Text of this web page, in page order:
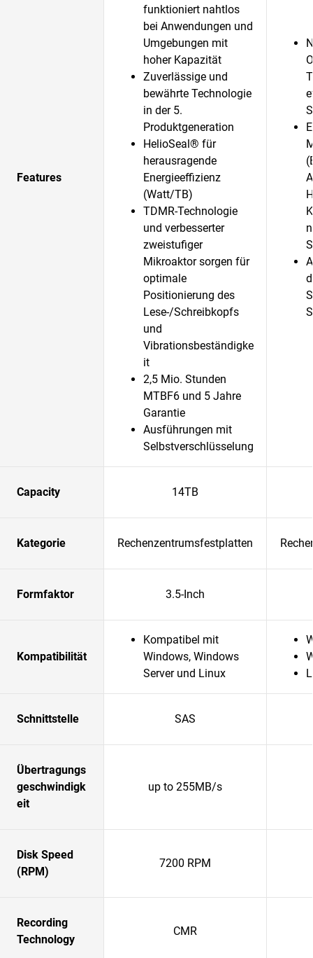
Features
funktioniert nahtlos
bei Anwendungen und
Umgebungen mit
hoher Kapazität
Zuverlässige und
bewährte Technologie
in der 5.
Produktgeneration
HelioSeal® für
herausragende
Energieeffizienz
(Watt/TB)
TDMR-Technologie
und verbesserter
zweistufiger
Mikroaktor sorgen für
optimale
Positionierung des
Lese-/Schreibkopfs
und
Vibrationsbeständigke
it
2,5 Mio. Stunden
MTBF6 und 5 Jahre
Garantie
Ausführungen mit
Selbstverschlüsselung
Capacity 14TB
Kategorie Rechenzentrumsfestplatten
Formfaktor 3.5-Inch
Kompatibilität
Kompatibel mit
Windows, Windows
Server und Linux
Schnittstelle SAS
Übertragungs
geschwindigk
eit
up to 255MB/s
Disk Speed
(RPM)
7200 RPM
Recording
Technology
CMR